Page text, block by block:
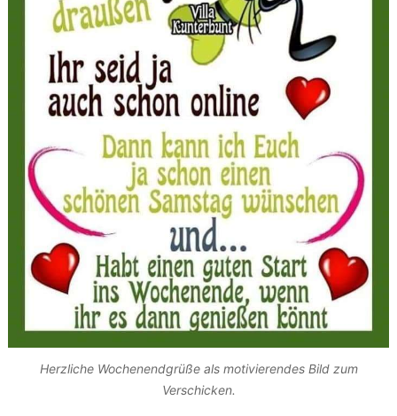
Herzliche Wochenendgrüße als motivierendes Bild zum
Verschicken.